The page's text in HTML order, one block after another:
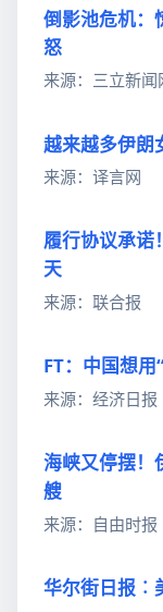
倒影池危机：
怒
来源：三立新闻
越来越多伊朗
来源：译言网
履行协议承诺
天
来源：联合报
FT：中国想
来源：经济日报
海峡又停摆！
艘
来源：自由时报
华尔街日报︰